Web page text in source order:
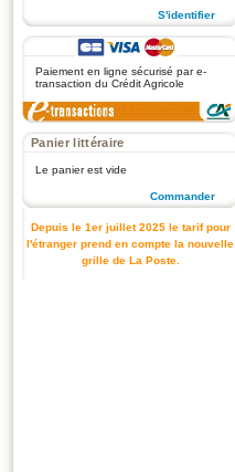
S'identifier
Paiement en ligne sécurisé par e-
transaction du Crédit Agricole
Panier littéraire
Le panier est vide
Commander
Depuis le 1er juillet 2025 le tarif pour
l'étranger prend en compte la nouvelle
grille de La Poste.